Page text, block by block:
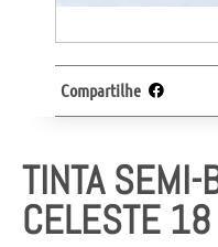
TINTA SEMI-
CELESTE
Compartilhe